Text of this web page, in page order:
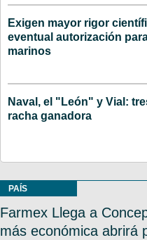
Exigen mayor rigor
eventual autorización
marinos
Naval, el "León" y Vial:
racha ganadora
PAÍS
Farmex Llega a
más económica abrirá